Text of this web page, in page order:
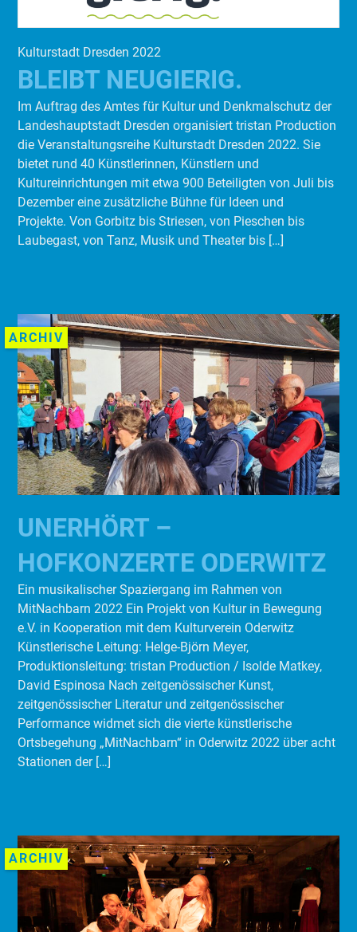
Kulturstadt Dresden 2022
BLEIBT NEUGIERIG.
Im Auftrag des Amtes für Kultur und Denkmalschutz der
Landeshauptstadt Dresden organisiert tristan Production
die Veranstaltungsreihe Kulturstadt Dresden 2022. Sie
bietet rund 40 Künstlerinnen, Künstlern und
Kultureinrichtungen mit etwa 900 Beteiligten von Juli bis
Dezember eine zusätzliche Bühne für Ideen und
Projekte. Von Gorbitz bis Striesen, von Pieschen bis
Laubegast, von Tanz, Musik und Theater bis […]
ARCHIV
UNERHÖRT –
HOFKONZERTE ODERWITZ
Ein musikalischer Spaziergang im Rahmen von
MitNachbarn 2022 Ein Projekt von Kultur in Bewegung
e.V. in Kooperation mit dem Kulturverein Oderwitz
Künstlerische Leitung: Helge-Björn Meyer,
Produktionsleitung: tristan Production / Isolde Matkey,
David Espinosa Nach zeitgenössischer Kunst,
zeitgenössischer Literatur und zeitgenössischer
Performance widmet sich die vierte künstlerische
Ortsbegehung „MitNachbarn“ in Oderwitz 2022 über acht
Stationen der […]
ARCHIV